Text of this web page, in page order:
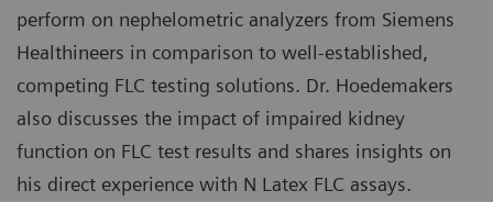
perform on nephelometric analyzers from Siemens
Healthineers in comparison to well-established,
competing FLC testing solutions. Dr. Hoedemakers
also discusses the impact of impaired kidney
function on FLC test results and shares insights on
his direct experience with N Latex FLC assays.